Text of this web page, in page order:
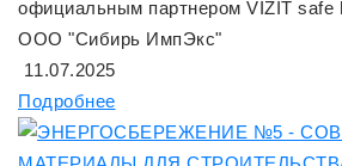
официальным партнером VIZIT safe
ООО "Сибирь ИмпЭкс"
11.07.2025
Подробнее